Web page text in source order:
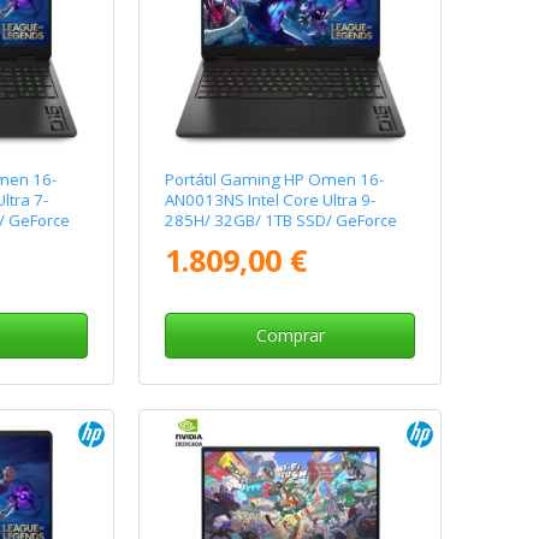
16-
7-
GeForce
Portátil Gaming HP Omen 16-
AN0013NS Intel Core Ultra 9-
285H/ 32GB/ 1TB SSD/ GeForce
Operativo
1.809,00 €
Comprar